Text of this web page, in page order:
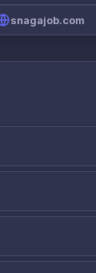
snagajob.com